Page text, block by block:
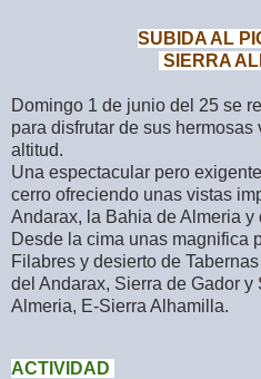
SUBIDA AL
SIERRA
Domingo 1 de junio del 25 se
para disfrutar de sus
altitud.
Una espectacular pero
cerro ofreciendo unas vistas
Andarax, la Bahia de Almeria y
Desde la cima unas magnifica
Filabres y desierto de
del Andarax, Sierra de Gador
Almeria, E-Sierra Alhamilla.
ACTIVIDAD